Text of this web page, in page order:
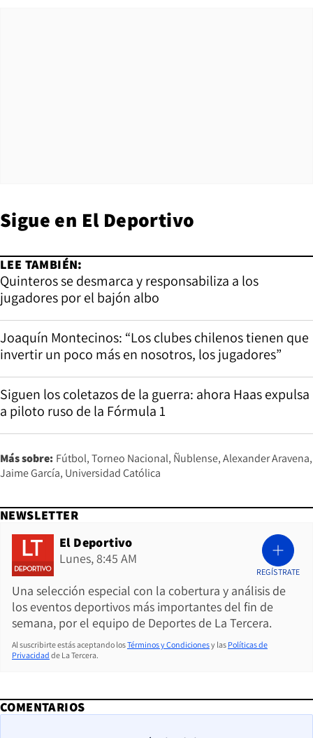
Sigue en El Deportivo
LEE TAMBIÉN:
Quinteros se desmarca y responsabiliza a los
jugadores por el bajón albo
Joaquín Montecinos: “Los clubes chilenos tienen que
invertir un poco más en nosotros, los jugadores”
Siguen los coletazos de la guerra: ahora Haas expulsa
a piloto ruso de la Fórmula 1
Más sobre: Fútbol Torneo Nacional Ñublense Alexander Aravena
Jaime García Universidad Católica
NEWSLETTER
El Deportivo
Lunes, 8:45 AM
Una selección especial con la cobertura y análisis de
los eventos deportivos más importantes del fin de
semana, por el equipo de Deportes de La Tercera.
REGÍSTRATE
Al suscribirte estás aceptando losTérminos y Condicionesy las Políticas de
Privacidad de La Tercera.
COMENTARIOS